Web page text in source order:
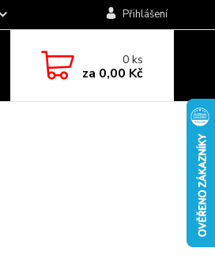
Přihlášení
0ks
za 0,00 Kč